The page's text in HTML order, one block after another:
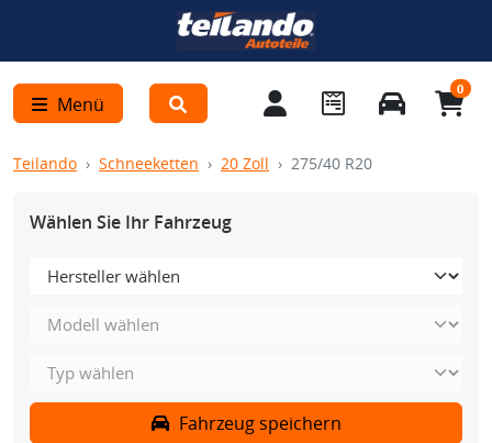
Menü
0
Teilando Schneeketten 20 Zoll 275/40 R20
Wählen Sie Ihr Fahrzeug
Fahrzeug speichern